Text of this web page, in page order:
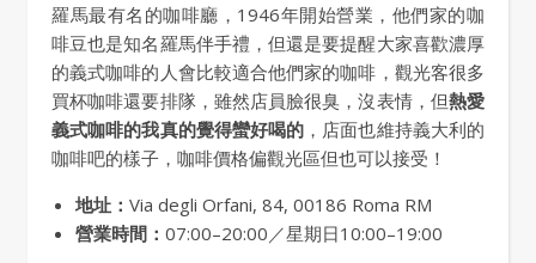
羅馬最有名的咖啡廳，1946年開始營業，他們家的咖
啡豆也是知名羅馬伴手禮，但還是要提醒大家喜歡濃厚
的義式咖啡的人會比較適合他們家的咖啡，觀光客很多
買杯咖啡還要排隊，雖然店員臉很臭，沒表情，但熱愛
義式咖啡的我真的覺得蠻好喝的 ，店面也維持義大利的
咖啡吧的樣子，咖啡價格偏觀光區但也可以接受！
地址： Via degli Orfani, 84, 00186 Roma RM
營業時間： 07:00–20:00／星期日10:00–19:00